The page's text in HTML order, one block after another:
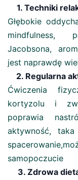
1. Techniki
Głębokie
mindfulness,
Jacobsona,
jest naprawdę
2. Regularna
Ćwiczenia
kortyzolu i
poprawia
aktywność,
samopoczucie​
3. Zdrowa